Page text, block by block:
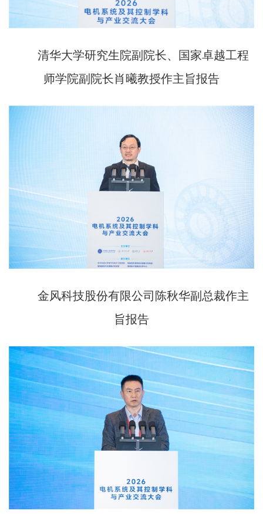
清华大学研究生院副院长、国家卓越工程
师学院副院长肖曦教授作主旨报告
金风科技股份有限公司陈秋华副总裁作主
旨报告